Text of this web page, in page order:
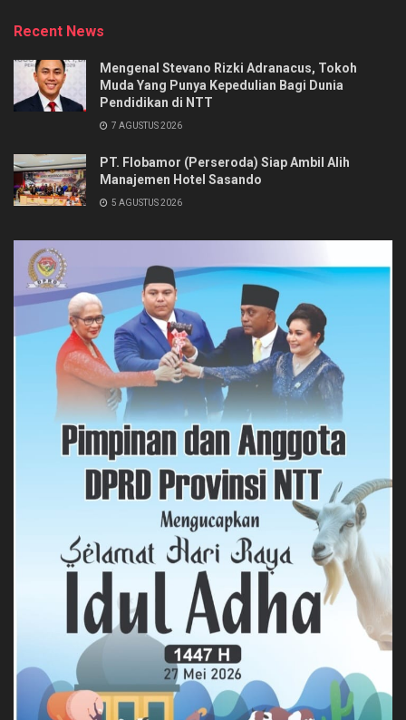
Recent News
Mengenal Stevano Rizki Adranacus, Tokoh
Muda Yang Punya Kepedulian Bagi Dunia
Pendidikan di NTT
7 AGUSTUS 2026
PT. Flobamor (Perseroda) Siap Ambil Alih
Manajemen Hotel Sasando
5 AGUSTUS 2026